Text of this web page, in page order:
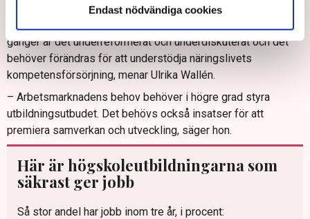
Endast nödvändiga cookies
och att den är framtidssäker, allt större betydelse.
Trots att det högre utbildningssystemet har utretts många
gånger är det underreformerat och underdiskuterat och det
behöver förändras för att understödja näringslivets
kompetensförsörjning, menar Ulrika Wallén.
– Arbetsmarknadens behov behöver i högre grad styra
utbildningsutbudet. Det behövs också insatser för att
premiera samverkan och utveckling, säger hon.
Här är högskoleutbildningarna som
säkrast ger jobb
Så stor andel har jobb inom tre år, i procent: